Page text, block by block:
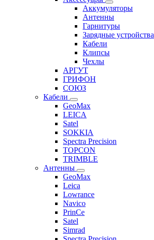
Аккумуляторы
Антенны
Гарнитуры
Зарядные устройства
Кабели
Клипсы
Чехлы
АРГУТ
ГРИФОН
СОЮЗ
Кабели
GeoMax
LEICA
Satel
SOKKIA
Spectra Precision
TOPCON
TRIMBLE
Антенны
GeoMax
Leica
Lowrance
Navico
PrinCe
Satel
Simrad